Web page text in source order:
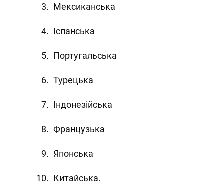
Мексиканська
Іспанська
Португальська
Турецька
Індонезійська
Французька
Японська
Китайська.